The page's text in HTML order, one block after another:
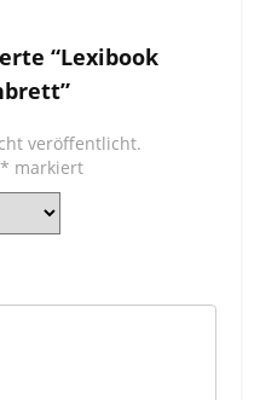
“Lexibook
veröffentlicht.
* markiert